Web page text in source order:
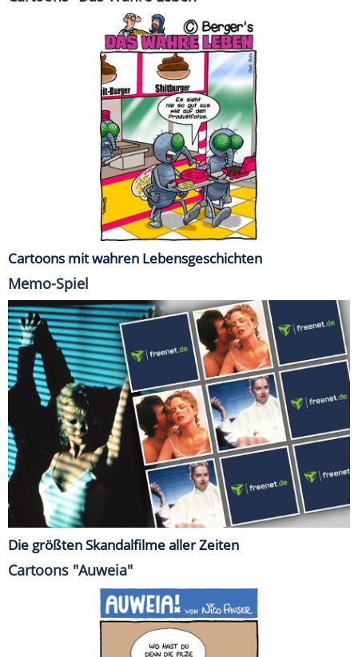
Cartoons mit wahren Lebensgeschichten
Memo-Spiel
Die größten Skandalfilme aller Zeiten
Cartoons "Auweia"